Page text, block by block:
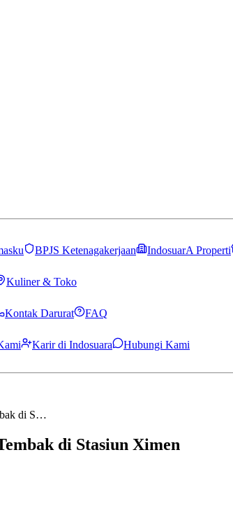
BPJS Ketenagakerjaan IndosuarA Properti
Kuliner & Toko
Kontak Darurat FAQ
Karir di Indosuara
Hubungi Kami
di S…
di Stasiun Ximen